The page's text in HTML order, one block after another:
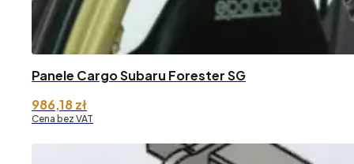
Panele Cargo Subaru Forester SG
986,18zł
Cena bez VAT